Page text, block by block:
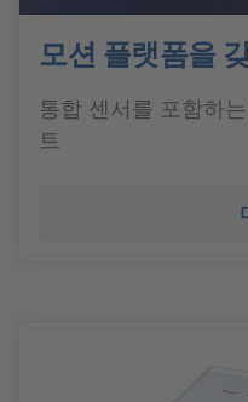
모션 플랫폼을
통합 센서를 포함하
트